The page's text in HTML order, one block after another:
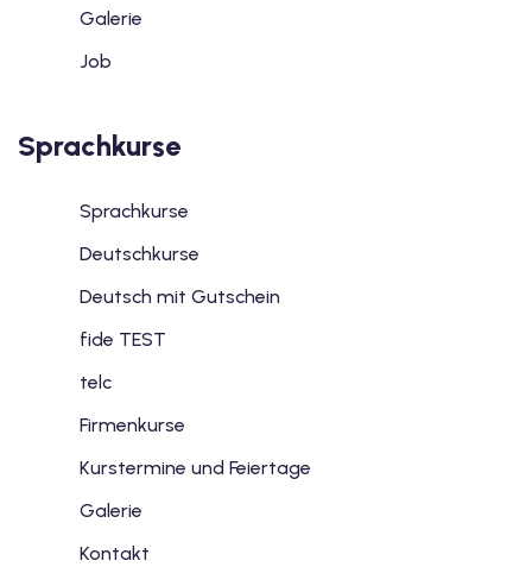
Galerie
Job
Sprachkurse
Sprachkurse
Deutschkurse
Deutsch mit Gutschein
fide TEST
telc
Firmenkurse
Kurstermine und Feiertage
Galerie
Kontakt